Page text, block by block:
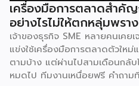
แล้ว การซื้อแฟรนไชส์ทำให้ผู้ลง
รู้จักในตลาด ส่งผลให้มีกลุ่มลูกค้
เปิดทำการ นอกจากนี้ เจ้าของแ
ประชาสัมพันธ์ และสร้างการรับรู้
ผู้ลงทุนประหยัดงบประมาณด้านก
ให้กับผู้บริโภคได้อย่างรวดเร็ว
เครื่องมือการตลาดสำคั
อย่างไรไม่ให้ตกหลุ่มพราง
เจ้าของธุรกิจ SME หลายคนเค
แข่งใช้เครื่องมือการตลาดตัวให
ตามบ้าง แต่ผ่านไปสามเดือนกลั
หมดไป ทีมงานเหนื่อยฟรี คำถา